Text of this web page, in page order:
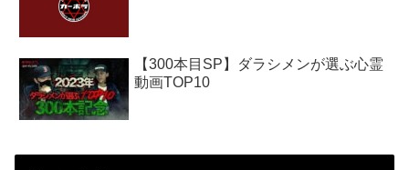
【300本目SP】ダラシメンが選ぶ心霊
動画TOP10